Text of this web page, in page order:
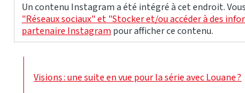
Un contenu Instagram a été intégré à cet endroit.
"Réseaux sociaux" et "Stocker et/ou accéder à des
partenaire Instagram pour afficher ce contenu.
Visions : une suite en vue pour la série avec Louane ?